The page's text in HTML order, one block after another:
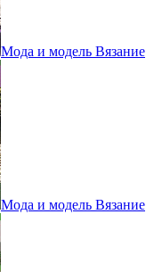
Мода и модель Вязание
Мода и модель Вязание